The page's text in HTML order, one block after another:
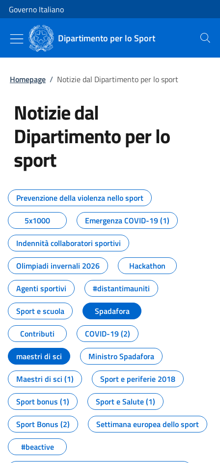
Vai al contenuto
Vai alla navigazione del sito
Governo Italiano
Dipartimento per lo Sport Cerca
Homepage / Notizie dal Dipartimento per lo sport
Notizie dal
Dipartimento per lo
sport
Tutti i contenuti della pagina
Prevenzione della violenza nello sport
5x1000
Emergenza COVID-19 (1)
Indennità collaboratori sportivi
Olimpiadi invernali 2026
Hackathon
Agenti sportivi
#distantimauniti
Sport e scuola
Spadafora
Contributi
COVID-19 (2)
maestri di sci
Ministro Spadafora
Maestri di sci (1)
Sport e periferie 2018
Sport bonus (1)
Sport e Salute (1)
Sport Bonus (2)
Settimana europea dello sport
#beactive